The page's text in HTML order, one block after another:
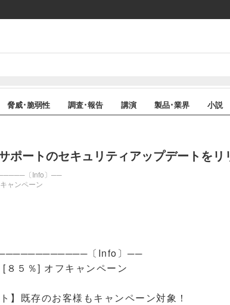
脅威･脆弱性 調査･報告 講演 製品･業界 小説
ートのセキュリティアップデートをリ
〔Info〕──
ャンペーン
〔Info〕──
５％] オフキャンペーン
】既存のお客様もキャンペーン対象！